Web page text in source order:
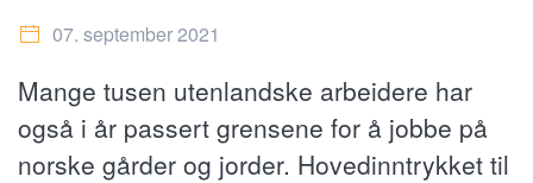
07. september 2021
Mange tusen utenlandske arbeidere har
også i år passert grensene for å jobbe på
norske gårder og jorder. Hovedinntrykket til